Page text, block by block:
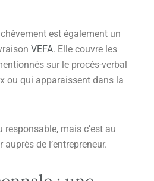
est également un
VEFA. Elle couvre les
sur le procès-verbal
ou qui apparaissent dans la
responsable, mais c’est au
de l’entrepreneur.